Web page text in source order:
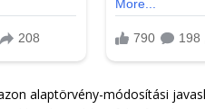
alaptörvény-módosítási